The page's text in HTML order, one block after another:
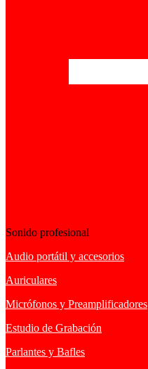
Sonido profesional
Audio portátil y accesorios
Auriculares
Micrófonos y Preamplificadores
Estudio de Grabación
Parlantes y Bafles